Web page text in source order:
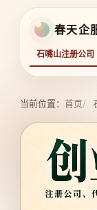
春天企
石嘴山注册公司
当前位置： 首页